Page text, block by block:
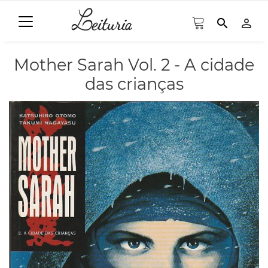
search person_outline
Mother Sarah Vol. 2 - A cidade
das crianças